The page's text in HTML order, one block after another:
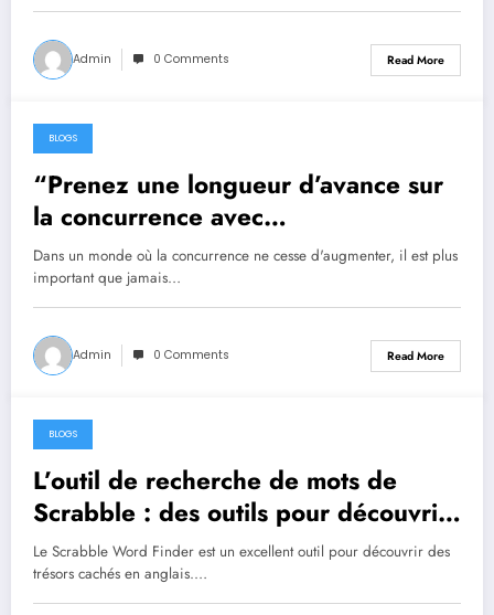
Admin 0 Comments Read More
June 16, 2023
BLOGS
“Prenez une longueur d’avance sur
la concurrence avec
Immediate Edge !”
Dans un monde où la concurrence ne cesse d'augmenter, il est plus
important que jamais…
Admin 0 Comments Read More
June 10, 2023
BLOGS
L’outil de recherche de mots de
Scrabble : des outils pour découvrir
des trésors cachés
Le Scrabble Word Finder est un excellent outil pour découvrir des
trésors cachés en anglais.…